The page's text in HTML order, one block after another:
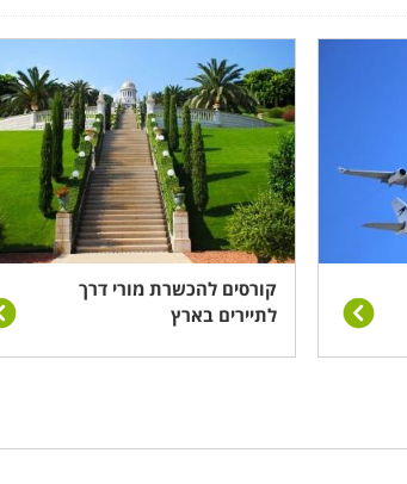
קורסים להכשרת מורי דרך
לתיירים בארץ